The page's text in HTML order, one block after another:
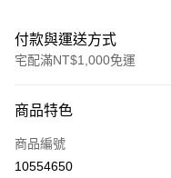
付款與運送方式
宅配滿NT$1,000免運
信用卡一次付款
LINE Pay
商品特色
商品編號
10554650